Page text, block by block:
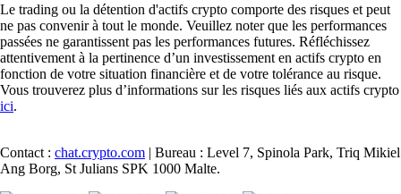
Le trading ou la détention d'actifs crypto comporte des risques et peut
ne pas convenir à tout le monde. Veuillez noter que les performances
passées ne garantissent pas les performances futures. Réfléchissez
attentivement à la pertinence d’un investissement en actifs crypto en
fonction de votre situation financière et de votre tolérance au risque.
Vous trouverez plus d’informations sur les risques liés aux actifs crypto
ici.
Contact : chat.crypto.com | Bureau : Level 7, Spinola Park, Triq Mikiel
Ang Borg, St Julians SPK 1000 Malte.